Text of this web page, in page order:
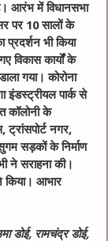
आरंभ में विधानसभा
पर 10 सालों के
प्रदर्शन भी किया
विकास कार्यों के
गया। कोरोना
इंडस्ट्रीयल पार्क से
कॉलोनी के
नगर,
सड़कों के निर्माण
ने सराहना की।
किया। आभार
डोई, रामचंद्र डोई,